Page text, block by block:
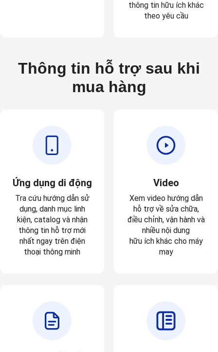
thông tin hữu ích khác
theo yêu cầu
Thông tin hỗ trợ sau khi
mua hàng
Ứng dụng di động
Tra cứu hướng dẫn sử
dụng, danh mục linh
kiện, catalog và nhận
thông tin hỗ trợ mới
nhất ngay trên điện
thoại thông minh
Video
Xem video hướng dẫn
hỗ trợ về sửa chữa,
điều chỉnh, vận hành và
nhiều nội dung
hữu ích khác cho máy
may